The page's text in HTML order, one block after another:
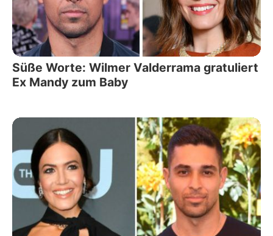
Süße Worte: Wilmer Valderrama gratuliert
Ex Mandy zum Baby